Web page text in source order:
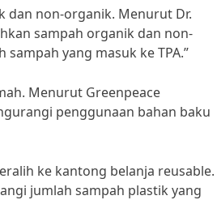
dan non-organik. Menurut Dr.
sampah organik dan non-
yang masuk ke TPA.”
Menurut Greenpeace
penggunaan bahan baku
ke kantong belanja reusable.
jumlah sampah plastik yang